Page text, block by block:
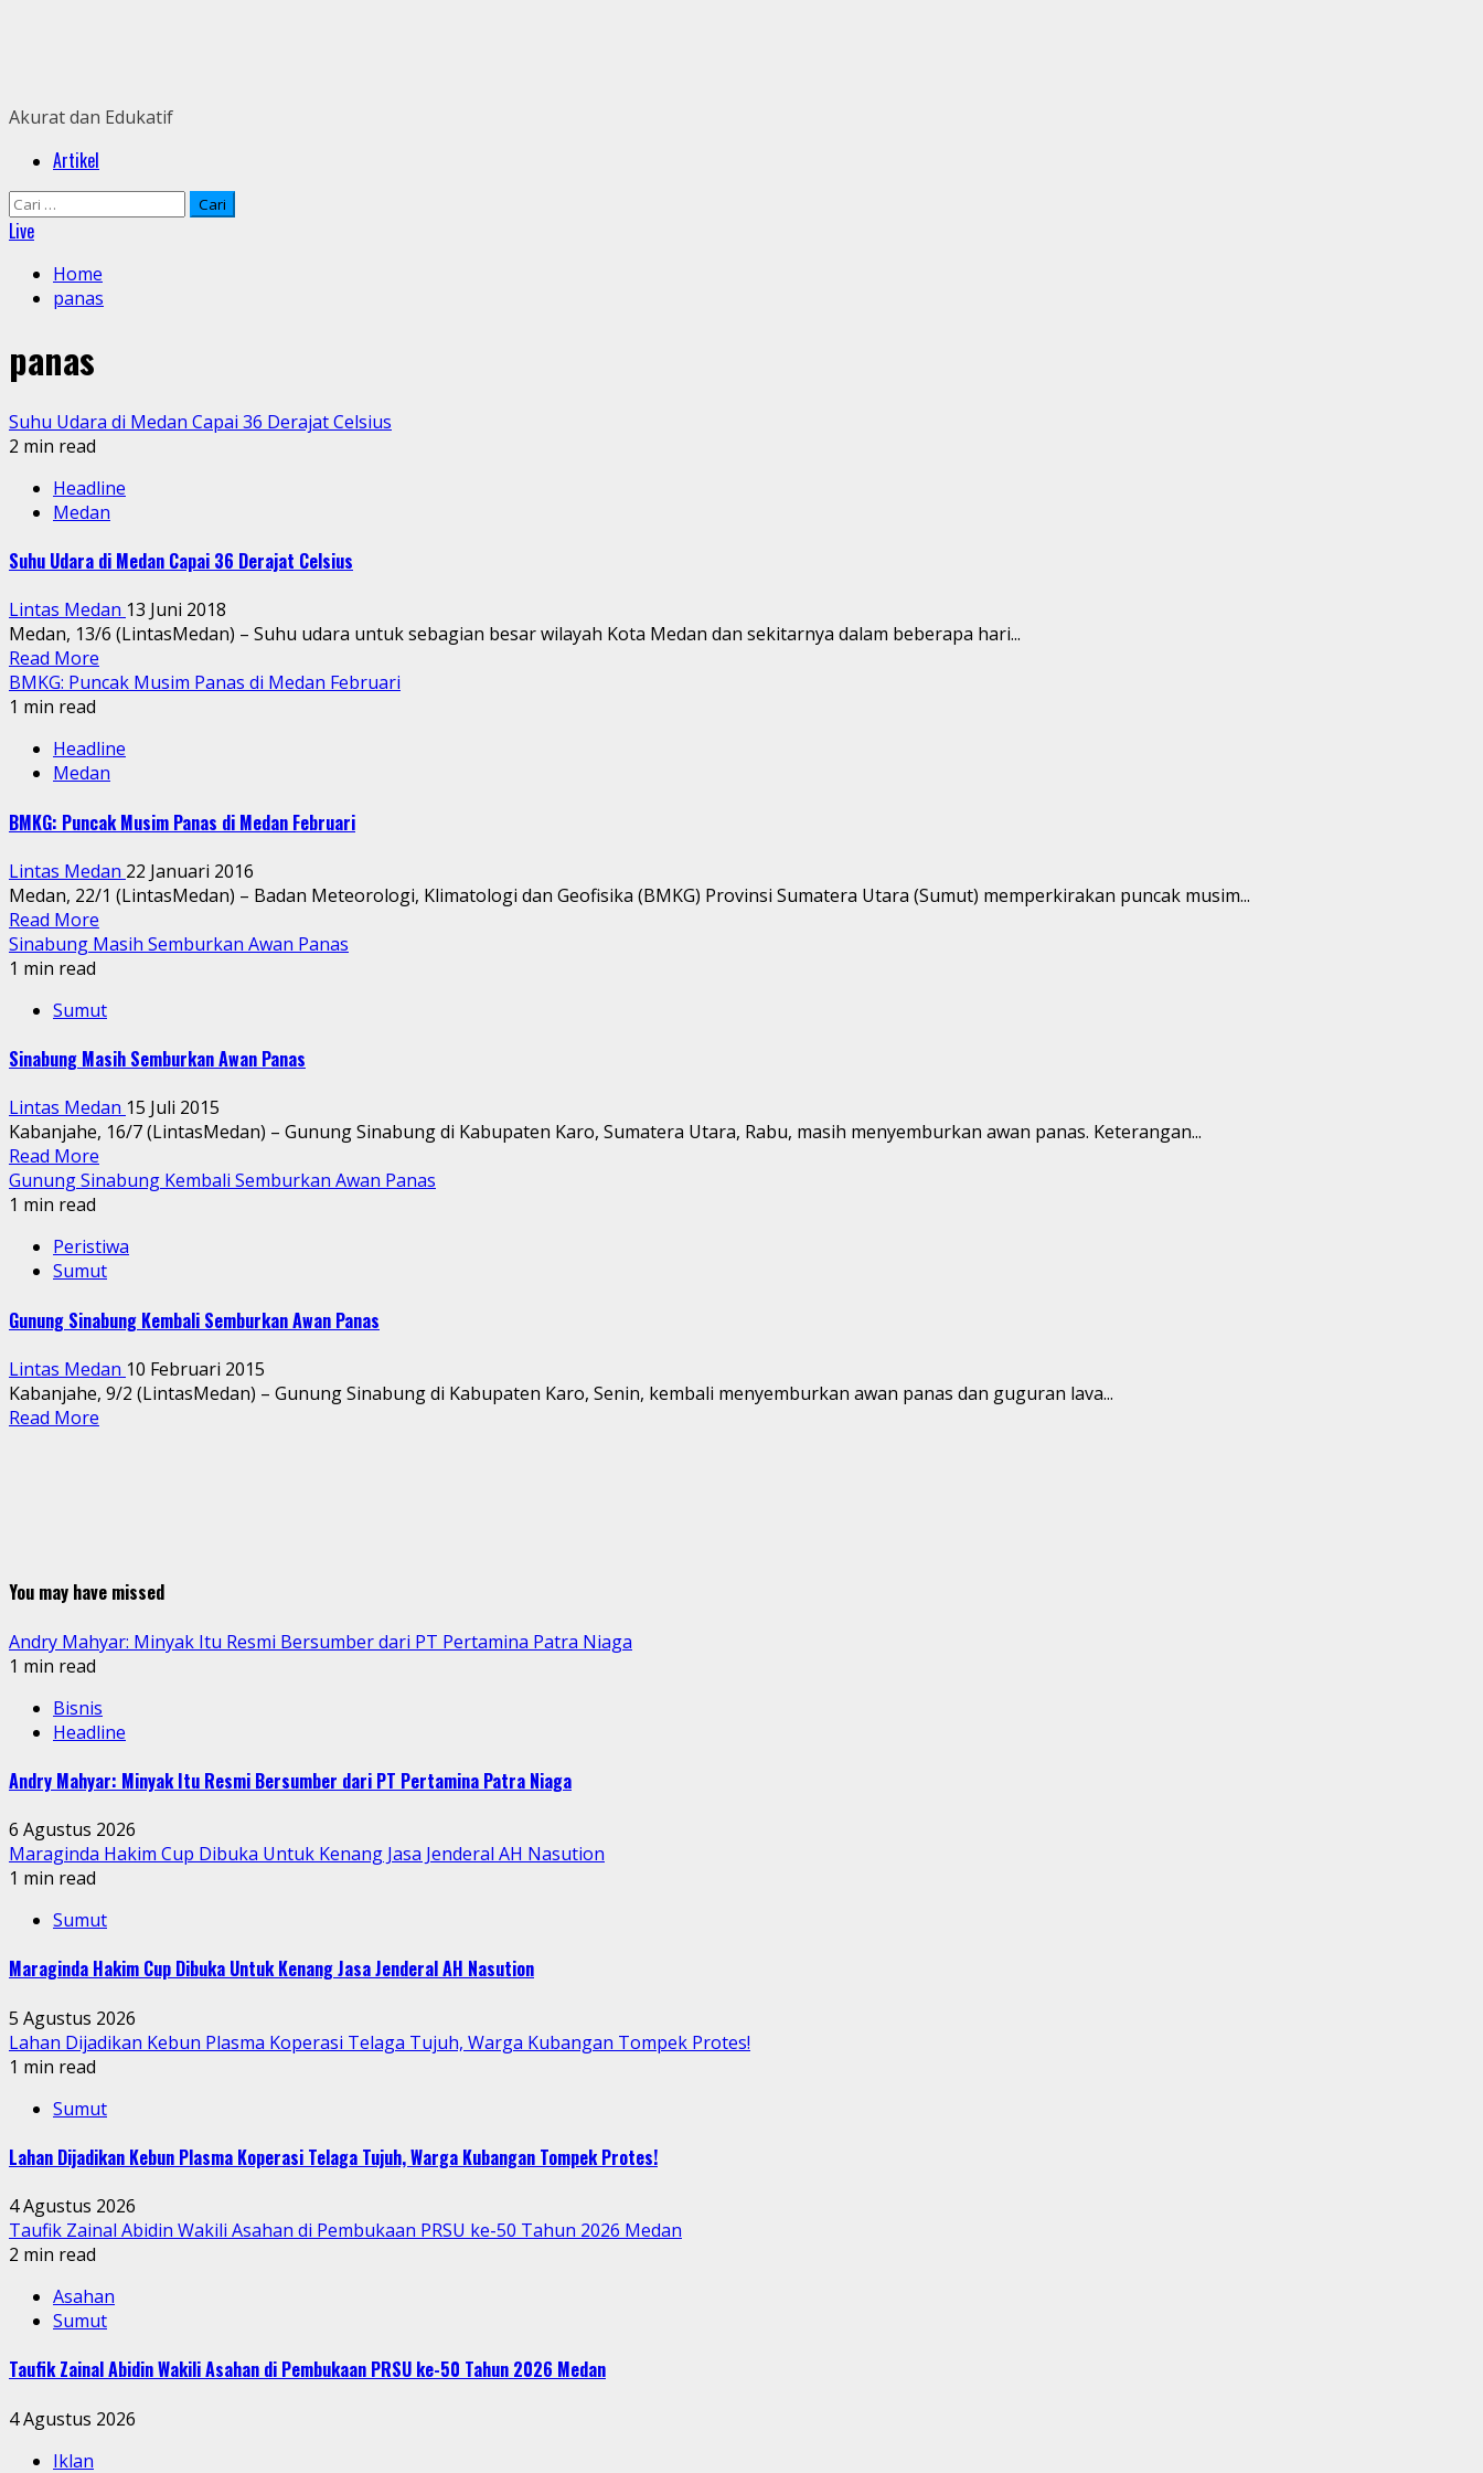
Akurat dan Edukatif
PrimaryArtikel
Cari
untuk:
Live
Home
panas
panas
Suhu Udara di Medan Capai 36 Derajat Celsius
2 min read
Headline
Medan
Suhu Udara di Medan Capai 36 Derajat Celsius
Lintas Medan 13 Juni 2018
Medan, 13/6 (LintasMedan) – Suhu udara untuk sebagian besar wilayah Kota Medan dan sekitarnya dalam beberapa hari...
Read More
BMKG: Puncak Musim Panas di Medan Februari
1 min read
Headline
Medan
BMKG: Puncak Musim Panas di Medan Februari
Lintas Medan 22 Januari 2016
Medan, 22/1 (LintasMedan) – Badan Meteorologi, Klimatologi dan Geofisika (BMKG) Provinsi Sumatera Utara (Sumut) memperkirakan puncak musim...
Read More
Sinabung Masih Semburkan Awan Panas
1 min read
Sumut
Sinabung Masih Semburkan Awan Panas
Lintas Medan 15 Juli 2015
Kabanjahe, 16/7 (LintasMedan) – Gunung Sinabung di Kabupaten Karo, Sumatera Utara, Rabu, masih menyemburkan awan panas. Keterangan...
Read More
Gunung Sinabung Kembali Semburkan Awan Panas
1 min read
Peristiwa
Sumut
Gunung Sinabung Kembali Semburkan Awan Panas
Lintas Medan 10 Februari 2015
Kabanjahe, 9/2 (LintasMedan) – Gunung Sinabung di Kabupaten Karo, Senin, kembali menyemburkan awan panas dan guguran lava...
Read More
You may have missed
Andry Mahyar: Minyak Itu Resmi Bersumber dari PT Pertamina Patra Niaga
1 min read
Bisnis
Headline
Andry Mahyar: Minyak Itu Resmi Bersumber dari PT Pertamina Patra Niaga
6 Agustus 2026
Maraginda Hakim Cup Dibuka Untuk Kenang Jasa Jenderal AH Nasution
1 min read
Sumut
Maraginda Hakim Cup Dibuka Untuk Kenang Jasa Jenderal AH Nasution
5 Agustus 2026
Lahan Dijadikan Kebun Plasma Koperasi Telaga Tujuh, Warga Kubangan Tompek Protes!
1 min read
Sumut
Lahan Dijadikan Kebun Plasma Koperasi Telaga Tujuh, Warga Kubangan Tompek Protes!
4 Agustus 2026
Taufik Zainal Abidin Wakili Asahan di Pembukaan PRSU ke-50 Tahun 2026 Medan
2 min read
Asahan
Sumut
Taufik Zainal Abidin Wakili Asahan di Pembukaan PRSU ke-50 Tahun 2026 Medan
4 Agustus 2026
Iklan